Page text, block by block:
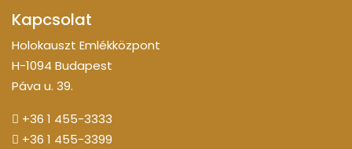
Kapcsolat
Holokauszt Emlékközpont
H-1094 Budapest
Páva u. 39.
+36 1 455-3333
+36 1 455-3399